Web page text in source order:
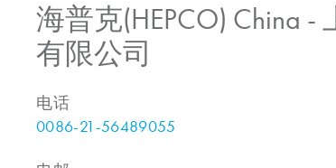
海普克(HEPCO) China
有限公司
电话
0086-21-56489055